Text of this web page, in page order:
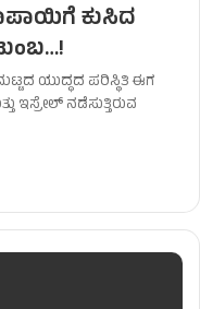
ಕುಸಿದ
ಯುದ್ಧದ ಪರಿಸ್ಥಿತಿ ಈಗ
ಇಸ್ರೇಲ್ ನಡೆಸುತ್ತಿರುವ